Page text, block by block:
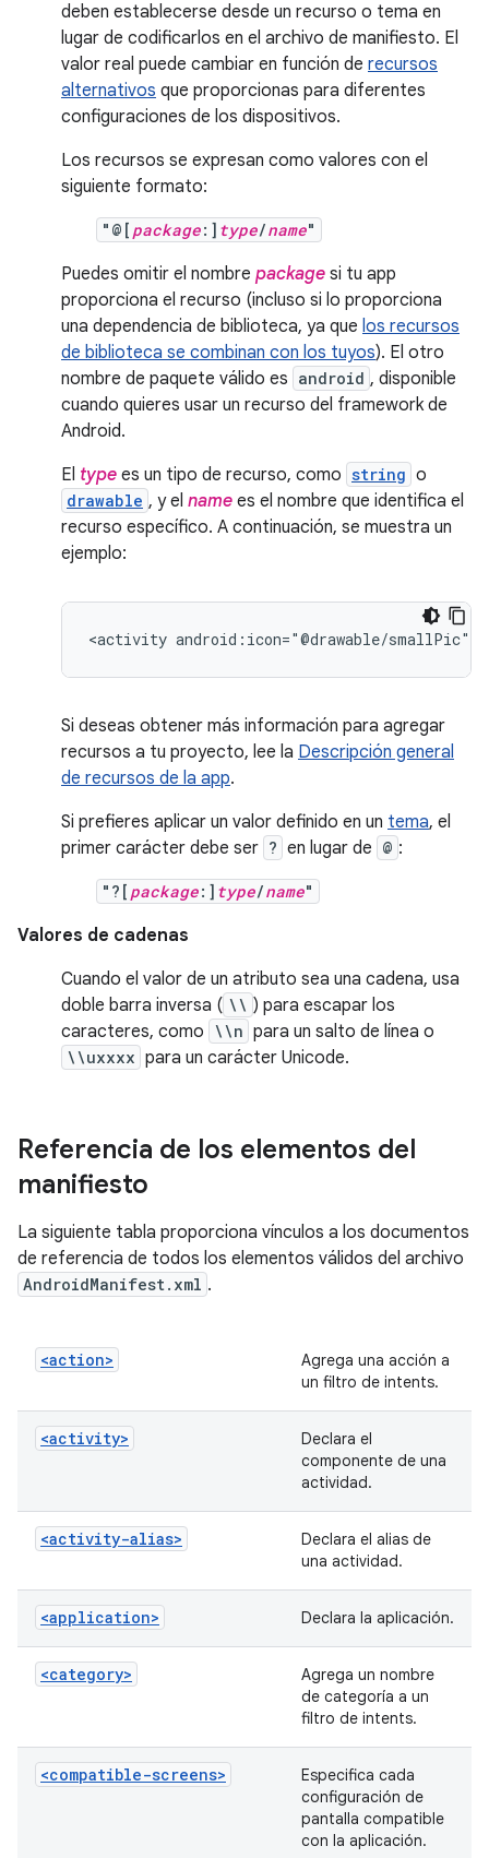
deben establecerse desde un recurso o tema en
lugar de codificarlos en el archivo de manifiesto. El
valor real puede cambiar en función de recursos
alternativos que proporcionas para diferentes
configuraciones de los dispositivos.
Los recursos se expresan como valores con el
siguiente formato:
"@[ package:] type/name"
Puedes omitir el nombre package si tu app
proporciona el recurso (incluso si lo proporciona
una dependencia de biblioteca, ya que los recursos
de biblioteca se combinan con los tuyos). El otro
nombre de paquete válido es android , disponible
cuando quieres usar un recurso del framework de
Android.
El type es un tipo de recurso, como string o
drawable , y el name es el nombre que identifica el
recurso específico. A continuación, se muestra un
ejemplo:
<activity android:icon="@drawable/smallPic"
Si deseas obtener más información para agregar
recursos a tu proyecto, lee la Descripción general
de recursos de la app.
Si prefieres aplicar un valor definido en un tema, el
primer carácter debe ser ? en lugar de @ :
"?[ package:] type/name"
Valores de cadenas
Cuando el valor de un atributo sea una cadena, usa
doble barra inversa ( \\ ) para escapar los
caracteres, como \\n para un salto de línea o
\\uxxxx para un carácter Unicode.
Referencia de los elementos del
manifiesto
La siguiente tabla proporciona vínculos a los documentos
de referencia de todos los elementos válidos del archivo
AndroidManifest.xml .
<action>
Agrega una acción a
un filtro de intents.
<activity>
Declara el
componente de una
actividad.
<activity-alias>
Declara el alias de
una actividad.
<application> Declara la aplicación.
<category>
Agrega un nombre
de categoría a un
filtro de intents.
<compatible-screens>
Especifica cada
configuración de
pantalla compatible
con la aplicación.